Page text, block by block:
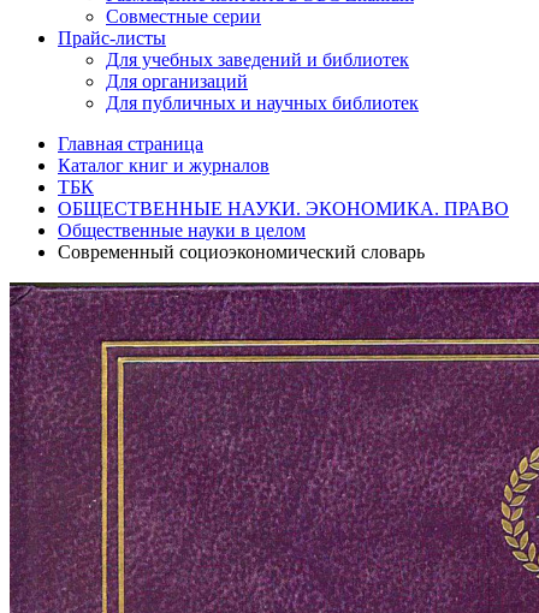
Совместные серии
Прайс-листы
Для учебных заведений и библиотек
Для организаций
Для публичных и научных библиотек
Главная страница
Каталог книг и журналов
ТБК
ОБЩЕСТВЕННЫЕ НАУКИ. ЭКОНОМИКА. ПРАВО
Общественные науки в целом
Современный социоэкономический словарь